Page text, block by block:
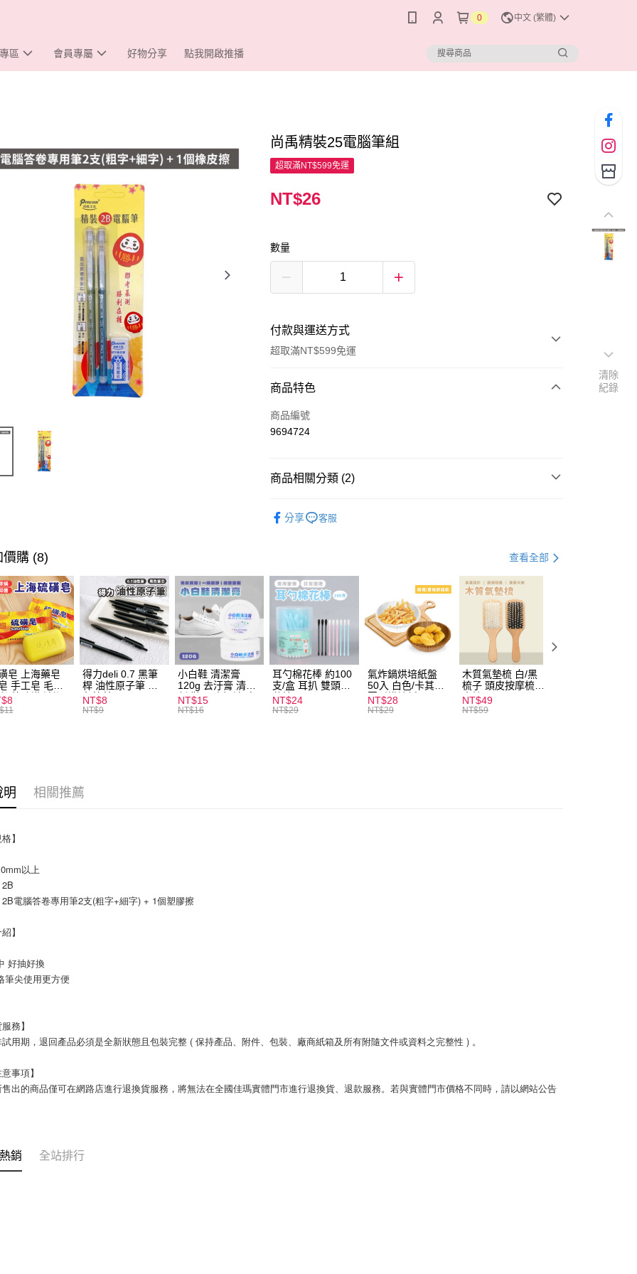
0 中文 (繁體)
區 會員專屬 好物分享 點我開啟推播
尚禹精裝25電腦筆組
超取滿NT$599免運
NT$26
數量
付款與運送方式
超取滿NT$599免運
付款方式
信用卡一次付款
街口支付
運送方式
全家取貨付款
每筆NT$60，滿NT$599(含以上)免運費
付款後全家取貨
每筆NT$60，滿NT$599(含以上)免運費
商品特色
商品編號
9694724
商品相關分類 (2)
分享 客服
價購 (8) 查看全部
皂 上海藥皂
手工皂 毛囊
菌除蟎 清潔
去油去痘 寵
得力deli 0.7 黑筆
桿 油性原子筆 黑
色筆芯 S304
NT$8
NT$9
小白鞋 清潔膏
120g 去汙膏 清潔
劑 鞋子 去汙漬 白
皮鞋 鞋油
NT$15
NT$16
耳勺棉花棒 約100
支/盒 耳扒 雙頭棉
花棒
NT$24
NT$29
氣炸鍋烘培紙盤
50入 白色/卡其色
圓形烘焙紙
NT$28
NT$29
木質氣墊梳 白/黑
梳子 頭皮按摩梳
木梳
NT$49
NT$59
明 相關推薦
】
以上
電腦答卷專用筆2支(粗字+細字) + 1個塑膠擦
】
好抽好換
筆尖使用更方便
務】
用期，退回產品必須是全新狀態且包裝完整 ( 保持產品、附件、包裝、廠商紙箱及所有附隨文件或資料之完整性 ) 。
事項】
出的商品僅可在網路店進行退換貨服務，將無法在全國佳瑪實體門市進行退換貨、退款服務。若與實體門市價格不同時，請以網站公告
銷 全站排行
清除
紀錄